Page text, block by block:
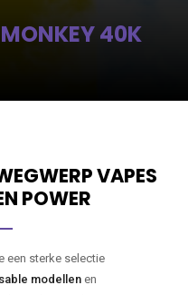
40K
VAPES
POWER
een sterke selectie
modellenen